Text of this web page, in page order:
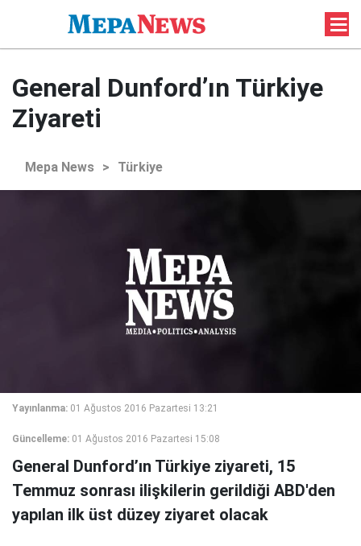
General Dunford’ın Türkiye
Ziyareti
Mepa News > Türkiye
Yayınlanma: 01 Ağustos 2016 Pazartesi 13:21
Güncelleme: 01 Ağustos 2016 Pazartesi 15:08
General Dunford’ın Türkiye ziyareti, 15
Temmuz sonrası ilişkilerin gerildiği ABD'den
yapılan ilk üst düzey ziyaret olacak